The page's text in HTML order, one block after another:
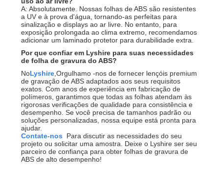
A: Absolutamente. Nossas folhas de ABS são resistentes
a UV e à prova d'água, tornando-as perfeitas para
sinalização e displays ao ar livre. No entanto, para
exposição prolongada ao clima extremo, recomendamos
adicionar um laminado protetor para durabilidade extra.
Por que confiar em Lyshire para suas necessidades
de folha de gravura do ABS?
NoLyshire,Orgulhamo -nos de fornecer lençóis premium
de gravação de ABS adaptados aos seus requisitos
exatos. Com anos de experiência em fabricação de
polímeros, garantimos que todas as folhas atendam às
rigorosas verificações de qualidade para consistência e
desempenho. Se você precisa de tamanhos padrão ou
soluções personalizadas, nossa equipe está pronta para
ajudar.
Contate-nos
Para discutir as necessidades do seu
projeto ou solicitar uma amostra. Deixe o Lyshire ser seu
parceiro de confiança para obter folhas de gravura de
ABS de alto desempenho!